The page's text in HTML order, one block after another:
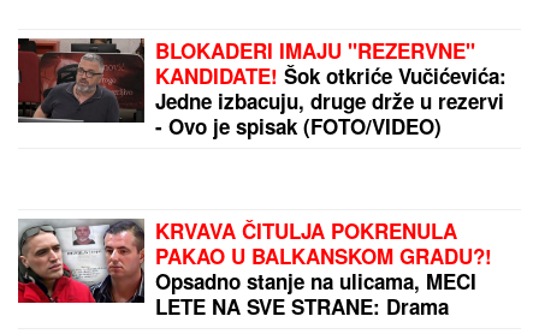
(VIDEO) PRAVILA HAOS U ELITI 9,
SAD POSTAJE PEVAČICASnimak
uzburkao mreže, silikoni u prvom
planu: O njenom skandalu sa 20
Imala sam AFERU NA MORU i
zaljubila se, a MUŽA VOLIM i imam
neizdrživu potrebu da mu sve
ispričam! Da li to da uradim ili je